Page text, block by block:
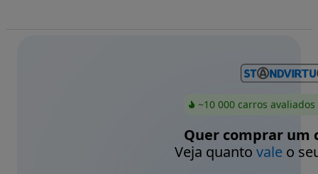
~10 000 carros
Quer comprar um
Veja quanto valeo